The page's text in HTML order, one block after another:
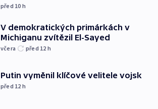
před 10 h
V demokratických primárkách v
Michiganu zvítězil El-Sayed
včera před 12 h
Putin vyměnil klíčové velitele vojsk
před 12 h